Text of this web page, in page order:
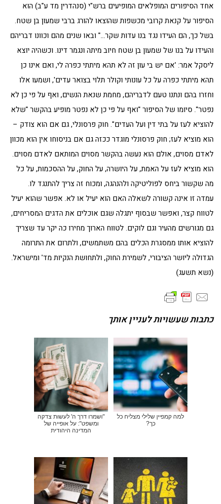
אחד הסיפורים המופלאים המופיעים ברש"י (סנהדרין מד ע"ב) הוא
הסיפור על קנאת קרובי מכשפות שהוצאו להורג ברבי שמעון בן שטח.
בשל כך, הם העידו נגד בנו עדות שקר…" ובאו שנים מהם וכוונו דבריהם
והעידו על בנו של שמעון בן שטח חיוב מיתה ונגמר דינו. וכשהיה יוצא
ליסקל אמר: 'אם יש בי עון זה לא תהא מיתתי כפרה לי, ואם אינו כן
תהא מיתתי כפרה על כל עונותי וקולר תלוי בצואר עדים', ושמעו אלו
וחזרו בהם ונתנו טעם לדבריהם, מחמת שנאת הנשים, ואף על פי כן לא
נפטר". סיומו של הסיפור "ואף על פי כן לא נפטר מופיע בהקשר "שלא
להוציא לעז על בתי דין ועל העדים". חוק פרסונלי, גם אם הוא צודק –
הוא מוציא לעז; חוק פרסונלי מוגדר ככזה גם אם בניסוחו אין הוא מכוון
לאדם מסוים, אולם הוא נעשה בהקשר מסוים המותאם לאדם מסוים.
הוא מוציא לעז על האמת, על היושרה, על החוק, על ההסכמות, על כל
מה שקשור ביחס לפוליטיקה ולהנהגה, ומכוח זה צריך להתנגד לו.
עמדה זו אינה קשורה לשאלה האם הוא יעיל או לא. אפשר שהוא יעיל
לטווח קצר, ואפשר שבסוף יתגלה שגם אוכלים את הדגים המסריחים,
גם מגורשים מהעיר וגם לוקים. לטווח הארוך מחירו כה יקר עד שצריך
להוציא אותו ממסגרת הכלים בהם משתמשים, ולתרום את התרומה
הגדולה ליושר הציבורי, לשמירת החוק, ולתחושת הנקיות מד' ומישראל.
(נשא תשעג)
כתבות שעשויות לעניין אותך
למה קמפיין שלילי מצליח כל
כך?
"ושמרו דרך ה' לעשות צדקה
ומשפט": על אופייה של
המדינה היהודית